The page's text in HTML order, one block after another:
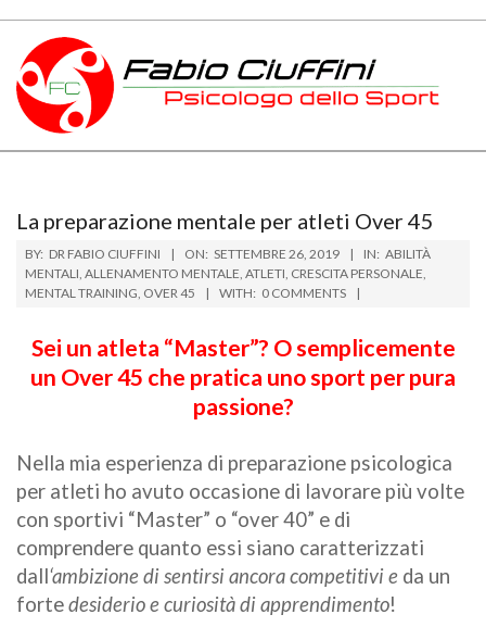
content
PSICOLOGO
SPORT
TOSCANA
MenuLa preparazione mentale per atleti Over 45
BY: DR FABIO CIUFFINI ON: SETTEMBRE 26, 2019 IN: ABILITÀ
MENTALI, ALLENAMENTO MENTALE, ATLETI, CRESCITA PERSONALE,
MENTAL TRAINING, OVER 45 WITH: 0 COMMENTS
Sei un atleta “Master”? O semplicemente
un Over 45 che pratica uno sport per pura
passione?
Nella mia esperienza di preparazione psicologica
per atleti ho avuto occasione di lavorare più volte
con sportivi “Master” o “over 40” e di
comprendere quanto essi siano caratterizzati
dall‘ambizione di sentirsi ancora competitivi e da un
fortedesiderio e curiosità di apprendimento!